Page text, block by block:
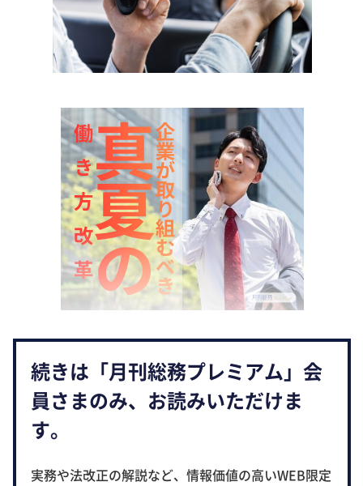
続きは「月刊総務プレミアム」会
員さまのみ、お読みいただけま
す。
実務や法改正の解説など、情報価値の高いWEB限定